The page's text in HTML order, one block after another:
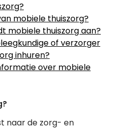
mobiele thuiszorg?
mobiele thuiszorg aan?
of verzorger
inhuren?
over mobiele
naar de zorg- en